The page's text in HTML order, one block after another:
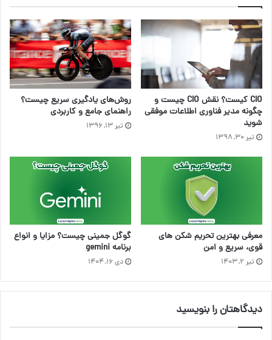
CIO کیست؟ نقش CIO چیست و
چگونه مدیر فناوری اطلاعات موفقی
شوید
تیر ۳۰, ۱۳۹۸
روش‌های یادگیری سریع چیست؟
راهنمای جامع و کاربردی
تیر ۱۳, ۱۳۹۶
معرفی بهترین تحریم شکن های
قوی، سریع و امن
تیر ۲, ۱۴۰۳
گوگل جمینی چیست؟ مزایا و انواع
برنامه gemini
دی ۱۶, ۱۴۰۴
دیدگاهتان را بنویسید